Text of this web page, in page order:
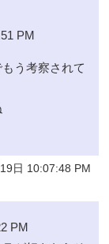
PM
う考察されて
日 10:07:48 PM
PM